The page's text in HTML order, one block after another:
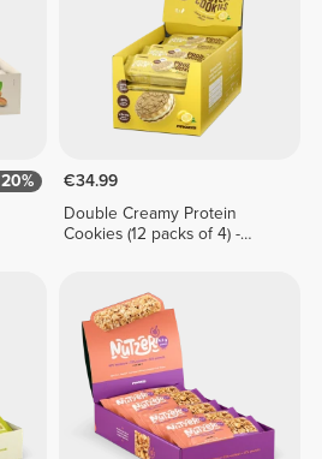
20%
€34.99
Double Creamy Protein
Cookies (12 packs of 4) -